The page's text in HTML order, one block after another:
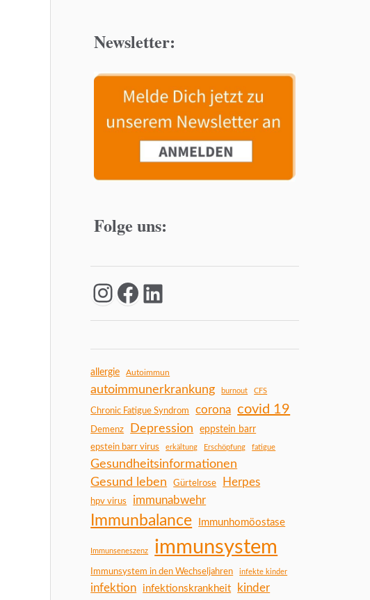
Newsletter:
Folge uns:
allergie Autoimmun
autoimmunerkrankung burnout CFS
Chronic Fatigue Syndrom corona covid 19
Demenz Depression
eppstein barr
epstein barr virus
erkältung Erschöpfung fatigue
Gesundheitsinformationen
Gesund leben Gürtelrose Herpes
hpv virus immunabwehr
Immunbalance Immunhomöostase
Immunseneszenz immunsystem
Immunsystem in den Wechseljahren infekte kinder
infektion infektionskrankheit kinder